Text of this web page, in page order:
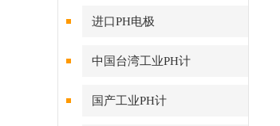
进口PH电极
中国台湾工业PH计
国产工业PH计